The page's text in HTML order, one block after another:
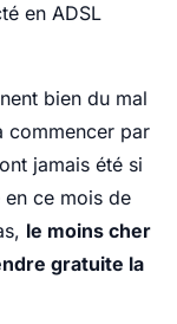
en ADSL
bien du mal
commencer par
jamais été si
ce mois de
le moins cher
gratuite la